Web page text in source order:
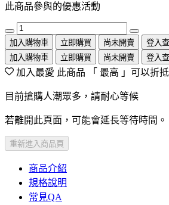
此商品參與的優惠活動
加入購物車 立即購買 尚未開賣 登入
加入購物車
立即購買 尚未開賣 登入
加入最愛 此商品 「 最高 」可以折抵
目前搶購人潮眾多，請耐心等候
若離開此頁面，可能會延長等待時間。
重新進入商品頁
商品介紹
規格說明
常見QA